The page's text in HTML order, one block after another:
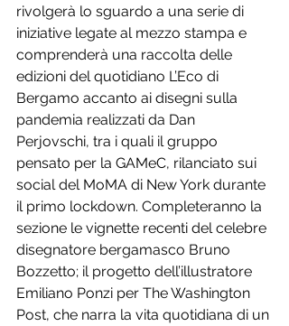
rivolgerà lo sguardo a una serie di
iniziative legate al mezzo stampa e
comprenderà una raccolta delle
edizioni del quotidiano L’Eco di
Bergamo accanto ai disegni sulla
pandemia realizzati da Dan
Perjovschi, tra i quali il gruppo
pensato per la GAMeC, rilanciato sui
social del MoMA di New York durante
il primo lockdown. Completeranno la
sezione le vignette recenti del celebre
disegnatore bergamasco Bruno
Bozzetto; il progetto dell’illustratore
Emiliano Ponzi per The Washington
Post, che narra la vita quotidiana di un